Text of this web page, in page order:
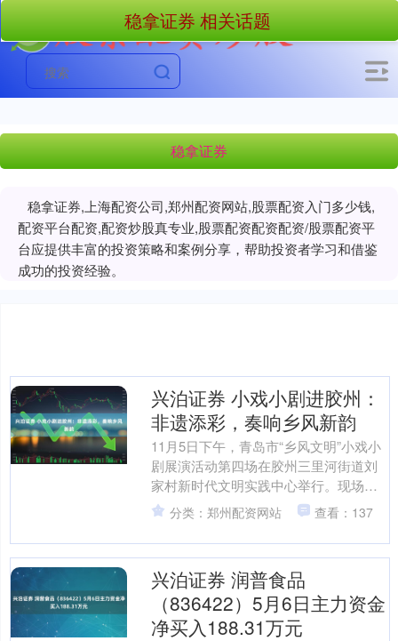
稳拿证券
稳拿证券,上海配资公司,郑州配资网站,股票配资入门多少钱,
配资平台配资,配资炒股真专业,股票配资配资配资/股票配资平
台应提供丰富的投资策略和案例分享，帮助投资者学习和借鉴
成功的投资经验。
稳拿证券 相关话题
兴泊证券 小戏小剧进胶州：
非遗添彩，奏响乡风新韵
11月5日下午，青岛市“乡风文明”小戏小
剧展演活动第四场在胶州三里河街道刘
家村新时代文明实践中心举行。现场精
彩的演出，引发阵阵掌声、笑声。为扩
大活动影响力，惠及....
分类：郑州配资网站 查看：137
兴泊证券 润普食品
（836422）5月6日主力资金
净买入188.31万元